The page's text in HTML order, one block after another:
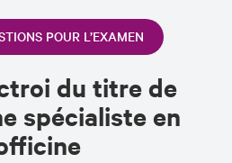
POUR L’EXAMEN
du titre de
spécialiste en